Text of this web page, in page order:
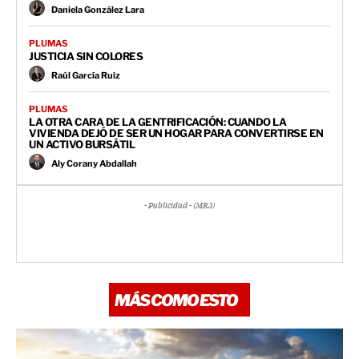
Daniela González Lara
PLUMAS
JUSTICIA SIN COLORES
Raúl García Ruiz
PLUMAS
LA OTRA CARA DE LA GENTRIFICACIÓN: CUANDO LA
VIVIENDA DEJÓ DE SER UN HOGAR PARA CONVERTIRSE EN
UN ACTIVO BURSÁTIL
Aly Corany Abdallah
- Publicidad - (MR3)
MÁS COMO ESTO